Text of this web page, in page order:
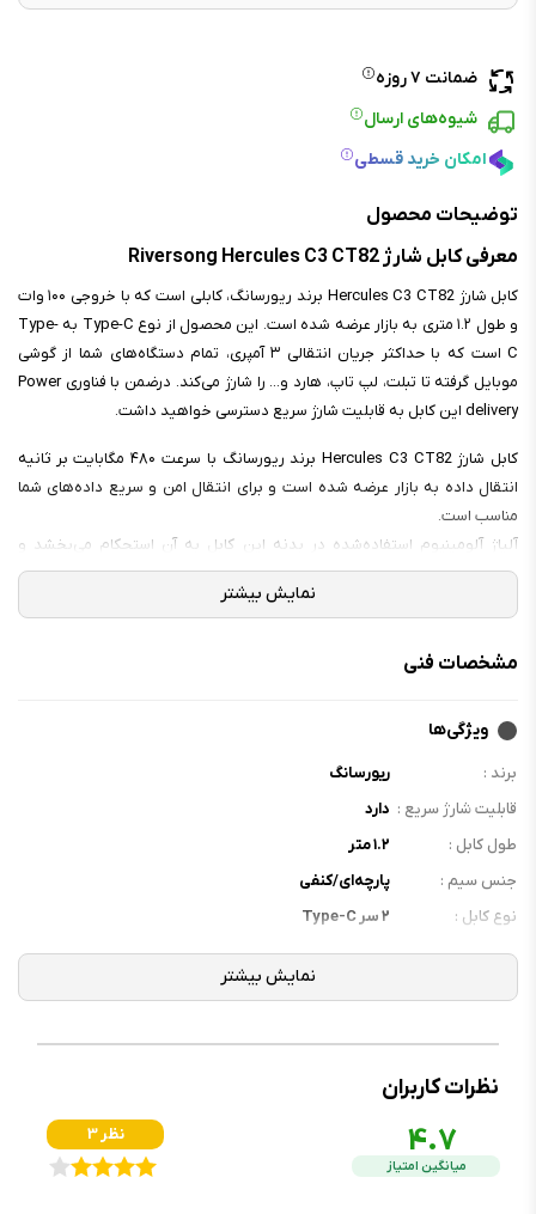
ضمانت ۷ روزه
شیوه‌های ارسال
امکان خرید قسطی
توضیحات محصول
معرفی کابل شارژ Riversong Hercules C3 CT82
کابل شارژ Hercules C3 CT82 برند ریورسانگ، کابلی است که با خروجی ۱۰۰ وات
و طول ۱.۲ متری به بازار عرضه شده است. این محصول از نوع Type-C به Type-
C است که با حداکثر جریان انتقالی ۳ آمپری، تمام دستگاه‌های شما از گوشی
موبایل گرفته تا تبلت، لپ تاپ، هارد و... را شارژ می‌کند. درضمن با فناوری Power
delivery این کابل به قابلیت شارژ سریع دسترسی خواهید داشت.
کابل شارژ Hercules C3 CT82 برند ریورسانگ با سرعت ۴۸۰ مگابایت بر ثانیه
انتقال داده به بازار عرضه شده است و برای انتقال امن و سریع داده‌های شما
مناسب است.
آلیاژ آلومینیوم استفاده‌شده در بدنه این کابل به آن استحکام می‌بخشد و
روکش پارچه‌ی بافته شده‌ی آن، انعطاف را در عین استحکام تضمین می‌کند.
بنابراین دیگر نیاز نیست نگران خم شدن، پاره شدن و سایش روکش کابل خود
نخواهد کرد.
مشخصات فنی
ویژگی‌ها
برند :
ریورسانگ
قابلیت شارژ سریع : دارد
طول کابل :
۱.۲ متر
جنس سیم :
پارچه‌ای/کنفی
نوع کابل :
۲ سر Type-C
نظرات کاربران
4.7
میانگین امتیاز
3 نظر